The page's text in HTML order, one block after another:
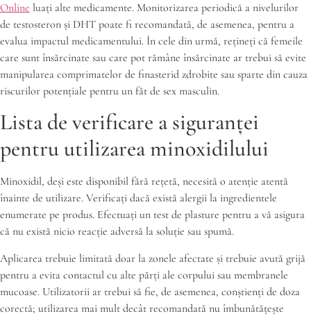
Online luați alte medicamente. Monitorizarea periodică a nivelurilor
de testosteron și DHT poate fi recomandată, de asemenea, pentru a
evalua impactul medicamentului. În cele din urmă, rețineți că femeile
care sunt însărcinate sau care pot rămâne însărcinate ar trebui să evite
manipularea comprimatelor de finasterid zdrobite sau sparte din cauza
riscurilor potențiale pentru un făt de sex masculin.
Lista de verificare a siguranței
pentru utilizarea minoxidilului
Minoxidil, deși este disponibil fără rețetă, necesită o atenție atentă
înainte de utilizare. Verificați dacă există alergii la ingredientele
enumerate pe produs. Efectuați un test de plasture pentru a vă asigura
că nu există nicio reacție adversă la soluție sau spumă.
Aplicarea trebuie limitată doar la zonele afectate și trebuie avută grijă
pentru a evita contactul cu alte părți ale corpului sau membranele
mucoase. Utilizatorii ar trebui să fie, de asemenea, conștienți de doza
corectă; utilizarea mai mult decât recomandată nu îmbunătățește